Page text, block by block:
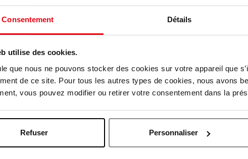
Consentement Détails
utilise des cookies.
que nous ne pouvons stocker des cookies sur votre appareil que
de ce site. Pour tous les autres types de cookies, nous avons
vous pouvez modifier ou retirer votre consentement dans la
Refuser Personnaliser
PRADA
Luna Rossa Ocean Le Parfum -
PARFUM
Luna